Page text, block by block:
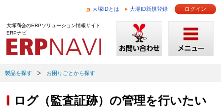
大塚IDとは 大塚ID新規登録 ログイン
大塚商会のERPソリューション情報サイト
ERPナビ
製品を探す お困りごとから探す
ログ（監査証跡）の管理を行いたい